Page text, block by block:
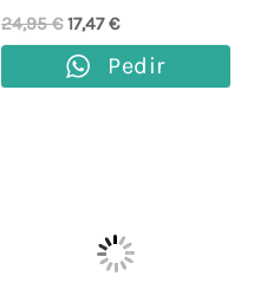
24,95€ 17,47€
Pedir
59,00 €.41,30 €.